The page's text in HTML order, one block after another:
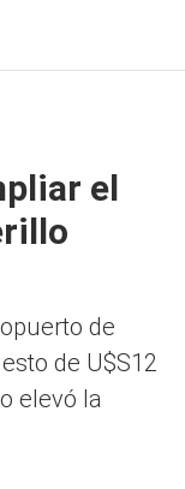
el
de
de U$S12
elevó la